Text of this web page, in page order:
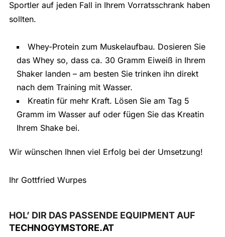
Sportler auf jeden Fall in Ihrem Vorratsschrank haben
sollten.
Whey-Protein zum Muskelaufbau. Dosieren Sie
das Whey so, dass ca. 30 Gramm Eiweiß in Ihrem
Shaker landen – am besten Sie trinken ihn direkt
nach dem Training mit Wasser.
Kreatin für mehr Kraft. Lösen Sie am Tag 5
Gramm im Wasser auf oder fügen Sie das Kreatin
Ihrem Shake bei.
Wir wünschen Ihnen viel Erfolg bei der Umsetzung!
Ihr Gottfried Wurpes
HOL’ DIR DAS PASSENDE EQUIPMENT AUF
TECHNOGYMSTORE.AT